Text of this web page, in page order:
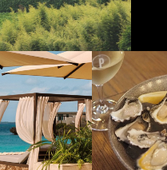
Watch
Fashion
ProductCulture